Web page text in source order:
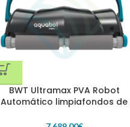
BWT Ultramax PVA Robot
Automático limpiafondos de